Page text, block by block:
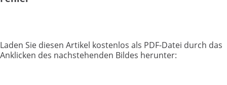
Laden Sie diesen Artikel kostenlos als PDF-Datei durch das
Anklicken des nachstehenden Bildes herunter: